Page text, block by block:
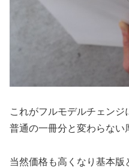
これがフルモデルチェンジ
普通の一冊分と変わらない
当然価格も高くなり基本版